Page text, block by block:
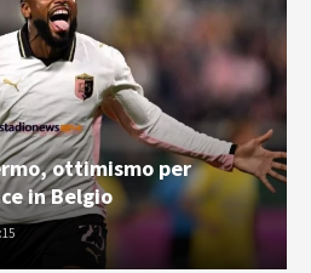
ottimismo per
in Belgio